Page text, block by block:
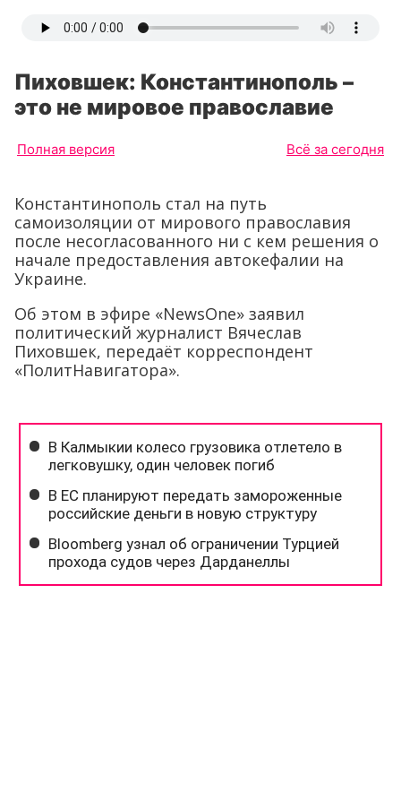
Пиховшек: Константинополь –
это не мировое православие
Полная версия Всё за сегодня
Константинополь стал на путь
самоизоляции от мирового православия
после несогласованного ни с кем решения о
начале предоставления автокефалии на
Украине.
Об этом в эфире «NewsOne» заявил
политический журналист Вячеслав
Пиховшек, передаёт корреспондент
«ПолитНавигатора».